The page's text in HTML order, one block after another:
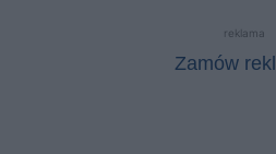
reklama
Zamów